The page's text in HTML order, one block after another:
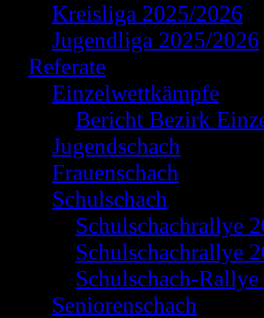
Kreisliga 2025/2026
Jugendliga 2025/2026
Referate
Einzelwettkämpfe
Bericht Bezirk
Jugendschach
Frauenschach
Schulschach
Schulschachrallye
Schulschachrallye
Schulschach-
Seniorenschach